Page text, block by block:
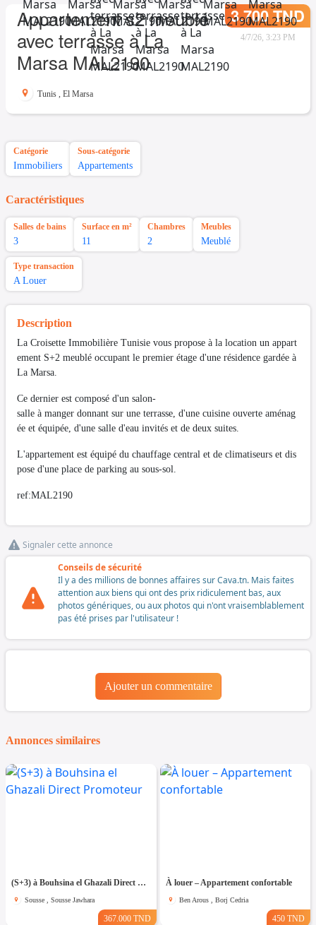
Appartement s2 meublé
avec terrasse à La
Marsa MAL2190
3.700 TND
4/7/26, 3:23 PM
Tunis , El Marsa
Catégorie
Immobiliers
Sous-catégorie
Appartements
Caractéristiques
Salles de bains
3
Surface en m²
11
Chambres
2
Meubles
Meublé
Type transaction
A Louer
Description
La Croisette Immobilière Tunisie vous propose à la location un appart
ement S+2 meublé occupant le premier étage d'une résidence gardée à
La Marsa.
Ce dernier est composé d'un salon-
salle à manger donnant sur une terrasse, d'une cuisine ouverte aménag
ée et équipée, d'une salle d'eau invités et de deux suites.
L'appartement est équipé du chauffage central et de climatiseurs et dis
pose d'une place de parking au sous-sol.
ref:MAL2190
Signaler cette annonce
Conseils de sécurité
Il y a des millions de bonnes affaires sur Cava.tn. Mais faites
attention aux biens qui ont des prix ridiculement bas, aux
photos génériques, ou aux photos qui n'ont vraisemblablement
pas été prises par l'utilisateur !
Ajouter un commentaire
Annonces similaires
(S+3) à Bouhsina el Ghazali Direct Promoteur
Sousse , Sousse Jawhara
367.000 TND
À louer – Appartement confortable
Ben Arous , Borj Cedria
450 TND